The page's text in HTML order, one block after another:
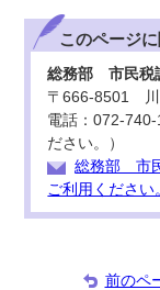
このページ
総務部 市民税
〒666-8501
電話：072-740-
ださい。）
総務部 市
ご利用ください
前のペ